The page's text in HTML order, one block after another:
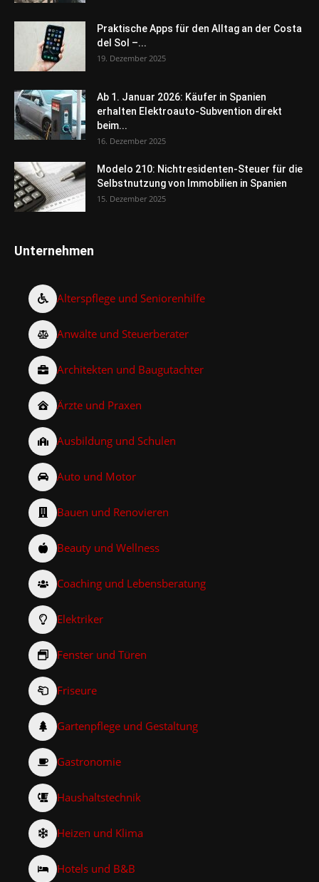
Praktische Apps für den Alltag an der Costa
del Sol –...
19. Dezember 2025
Ab 1. Januar 2026: Käufer in Spanien
erhalten Elektroauto-Subvention direkt
beim...
16. Dezember 2025
Modelo 210: Nichtresidenten-Steuer für die
Selbstnutzung von Immobilien in Spanien
15. Dezember 2025
Unternehmen
Alterspflege und Seniorenhilfe
Anwälte und Steuerberater
Architekten und Baugutachter
Ärzte und Praxen
Ausbildung und Schulen
Auto und Motor
Bauen und Renovieren
Beauty und Wellness
Coaching und Lebensberatung
Elektriker
Fenster und Türen
Friseure
Gartenpflege und Gestaltung
Gastronomie
Haushaltstechnik
Heizen und Klima
Hotels und B&B